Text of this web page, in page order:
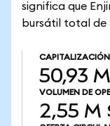
significa que
bursátil total de
CAPITALIZACIÓN
50,93
VOLUMEN DE
2,55 M